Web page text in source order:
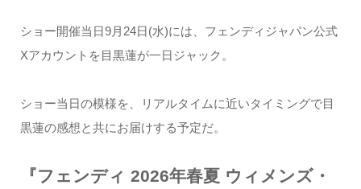
ショー開催当日9月24日(水)には、フェンディジャパン公式
Xアカウントを目黒蓮が一日ジャック。
ショー当日の模様を、リアルタイムに近いタイミングで目
黒蓮の感想と共にお届けする予定だ。
『フェンディ 2026年春夏 ウィメンズ・